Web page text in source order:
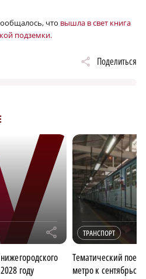
что вышла в свет книга
подземки.
Поделиться
r
году
ТРАНСПОРТ
Тематический
метро к